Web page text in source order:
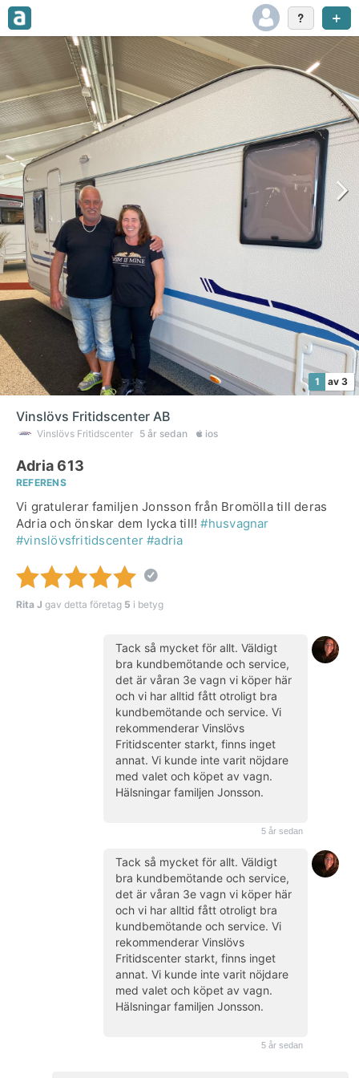
1 av 3
Vinslövs Fritidscenter AB
Vinslövs Fritidscenter 5 år sedan ios
Adria 613
REFERENS
Vi gratulerar familjen Jonsson från Bromölla till deras
Adria och önskar dem lycka till!#husvagnar
#vinslövsfritidscenter #adria
Rita J gav detta företag 5 i betyg
Tack så mycket för allt. Väldigt
bra kundbemötande och service,
det är våran 3e vagn vi köper här
och vi har alltid fått otroligt bra
kundbemötande och service. Vi
rekommenderar Vinslövs
Fritidscenter starkt, finns inget
annat. Vi kunde inte varit nöjdare
med valet och köpet av vagn.
Hälsningar familjen Jonsson.
5 år sedan
Tack så mycket för allt. Väldigt
bra kundbemötande och service,
det är våran 3e vagn vi köper här
och vi har alltid fått otroligt bra
kundbemötande och service. Vi
rekommenderar Vinslövs
Fritidscenter starkt, finns inget
annat. Vi kunde inte varit nöjdare
med valet och köpet av vagn.
Hälsningar familjen Jonsson.
5 år sedan